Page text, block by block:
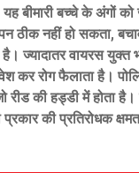
यह बीमारी बच्चे के अंगों
ठीक नहीं हो सकता,
है। ज्यादातर वायरस
कर रोग फैलाता है।
रीड की हड्डी में होता
की प्रतिरोधक